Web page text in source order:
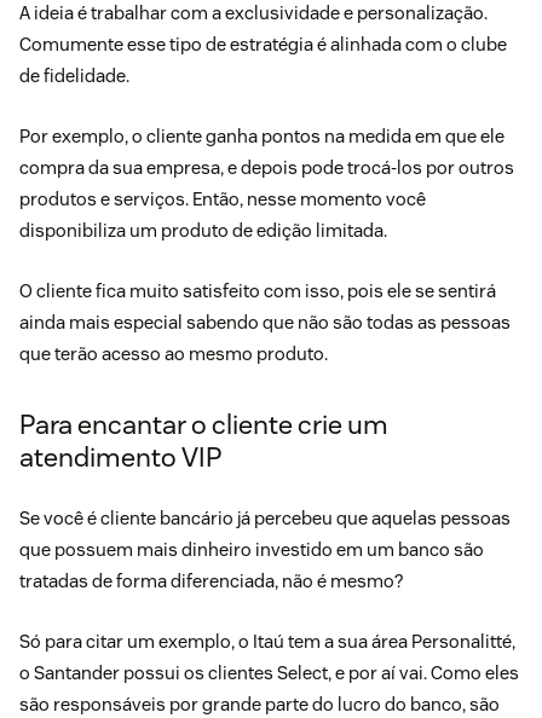
A ideia é trabalhar com a exclusividade e personalização.
Comumente esse tipo de estratégia é alinhada com o clube
de fidelidade.
Por exemplo, o cliente ganha pontos na medida em que ele
compra da sua empresa, e depois pode trocá-los por outros
produtos e serviços. Então, nesse momento você
disponibiliza um produto de edição limitada.
O cliente fica muito satisfeito com isso, pois ele se sentirá
ainda mais especial sabendo que não são todas as pessoas
que terão acesso ao mesmo produto.
Para encantar o cliente crie um
atendimento VIP
Se você é cliente bancário já percebeu que aquelas pessoas
que possuem mais dinheiro investido em um banco são
tratadas de forma diferenciada, não é mesmo?
Só para citar um exemplo, o Itaú tem a sua área Personalitté,
o Santander possui os clientes Select, e por aí vai. Como eles
são responsáveis por grande parte do lucro do banco, são